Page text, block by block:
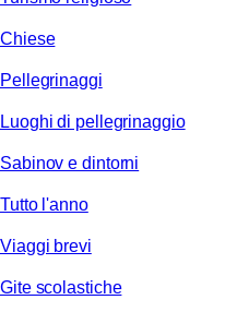
Chiese
Pellegrinaggi
Luoghi di pellegrinaggio
Sabinov e dintorni
Tutto l'anno
Viaggi brevi
Gite scolastiche